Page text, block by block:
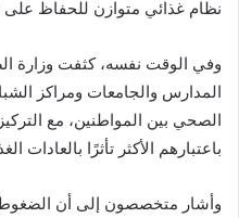
نظام غذائي متوازن للحفاظ على
وفي الوقت نفسه، كثفت وزارة
المدارس والجامعات ومراكز
الصحي بين المواطنين، مع
باعتبارهم الأكثر تأثرًا بالعادات
وأشار متخصصون إلى أن الضغوط